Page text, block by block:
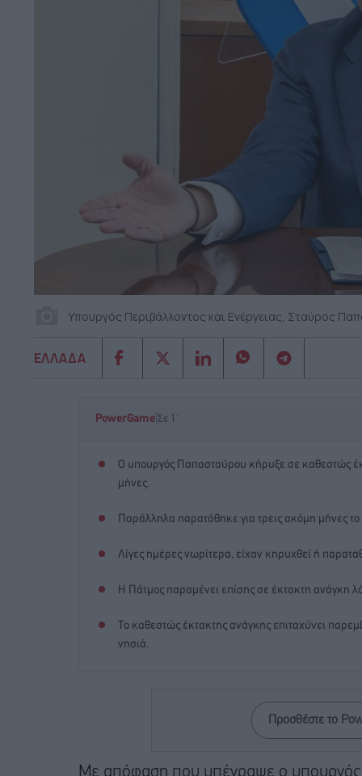
Υπουργός Περιβάλλοντος και Ενέργειας, Σταύρος
ΕΛΛΑΔΑ
PowerGame| Σε 1'
Ο υπουργός Παπασταύρου κήρυξε σε καθεστώς
μήνες.
Παράλληλα παρατάθηκε για τρεις ακόμη μήνες
Λίγες ημέρες νωρίτερα, είχαν κηρυχθεί ή
Η Πάτμος παραμένει επίσης σε έκτακτη ανάγκη
Το καθεστώς έκτακτης ανάγκης επιταχύνει
νησιά.
Προσθέστε το
Με απόφαση που υπέγραψε ο υπουργός